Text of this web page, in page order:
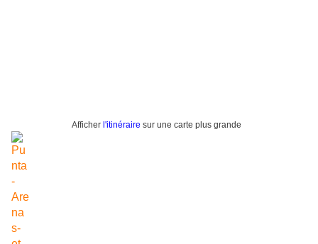
Afficher l'itinéraire sur une carte plus grande